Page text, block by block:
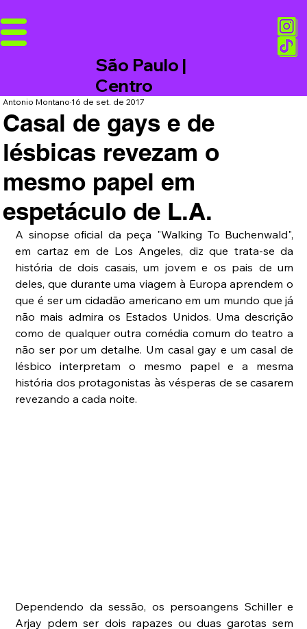
São Paulo |
Centro
Casal de gays e de
lésbicas revezam o
mesmo papel em
espetáculo de L.A.
Antonio Montano16 de set. de 2017
A sinopse oficial da peça "Walking To Buchenwald",
em cartaz em de Los Angeles, diz que trata-se da
história de dois casais, um jovem e os pais de um
deles, que durante uma viagem à Europa aprendem o
que é ser um cidadão americano em um mundo que já
não mais admira os Estados Unidos. Uma descrição
como de qualquer outra comédia comum do teatro a
não ser por um detalhe. Um casal gay e um casal de
lésbico interpretam o mesmo papel e a mesma
história dos protagonistas às vésperas de se casarem
revezando a cada noite.
Dependendo da sessão, os persoangens Schiller e
Arjay pdem ser dois rapazes ou duas garotas sem